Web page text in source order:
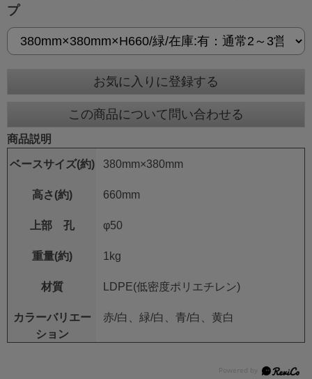
プ
お気に入りに登録する
この商品について問い合わせる
商品説明
ベースサイズ(約) 380mm×380mm
高さ(約) 660mm
上部 孔 φ50
重量(約) 1kg
材質 LDPE(低密度ポリエチレン)
カラーバリエー
ション
赤/白、緑/白、青/白、黄白